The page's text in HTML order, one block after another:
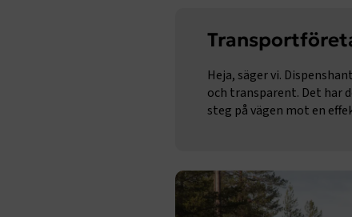
Heja, säger vi.
och transparent. Det har
steg på vägen mot en
TF-XSRF-